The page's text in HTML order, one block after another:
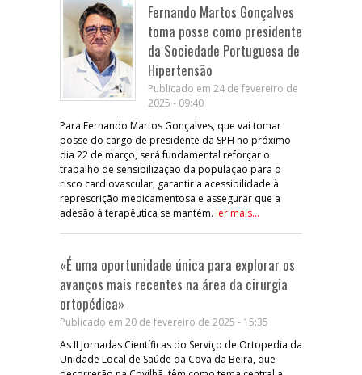
Fernando Martos Gonçalves
toma posse como presidente
da Sociedade Portuguesa de
Hipertensão
Publicado em 24 de fevereiro de
2025 - 09:40
Para Fernando Martos Gonçalves, que vai tomar
posse do cargo de presidente da SPH no próximo
dia 22 de março, será fundamental reforçar o
trabalho de sensibilização da população para o
risco cardiovascular, garantir a acessibilidade à
represcrição medicamentosa e assegurar que a
adesão à terapêutica se mantém. ler mais...
«É uma oportunidade única para explorar os
avanços mais recentes na área da cirurgia
ortopédica»
Publicado em 20 de fevereiro de 2025 - 15:35
As II Jornadas Científicas do Serviço de Ortopedia da
Unidade Local de Saúde da Cova da Beira, que